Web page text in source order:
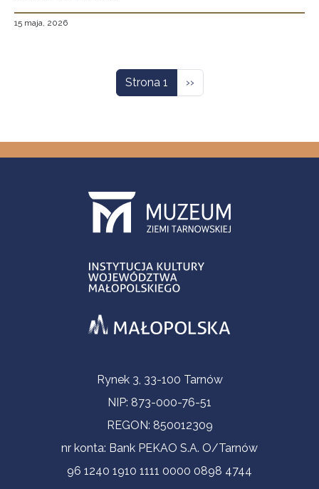
15 maja, 2026
Strona 1 Następna strona
››
Informacje kontaktoweRynek 3, 33-100 Tarnów
NIP: 873-000-76-51
REGON: 850012309
nr konta: Bank PEKAO S.A. O/Tarnów
96 1240 1910 1111 0000 0898 4744